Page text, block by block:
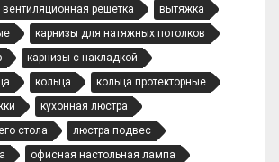
вентиляционная решетка
вытяжка
карнизы для натяжных потолков
карнизы с накладкой
кольца
кольца протекторные
кухонная люстра
стола
люстра подвес
офисная настольная лампа